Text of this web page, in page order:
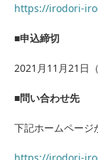
https://irodori-
■申込締切
2021月11月21日（
■問い合わせ先
下記ホームページ